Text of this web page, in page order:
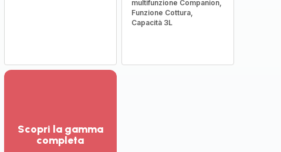
multifunzione Companion,
Funzione Cottura,
Capacità 3L
Scopri la gamma
completa